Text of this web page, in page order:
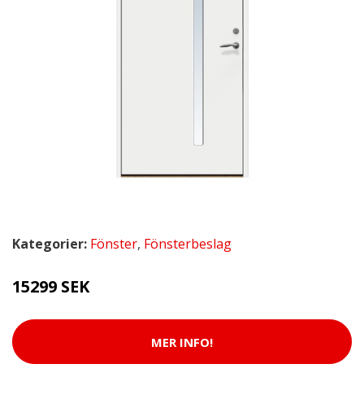
Kategorier: Fönster, Fönsterbeslag
15299 SEK
MER INFO!